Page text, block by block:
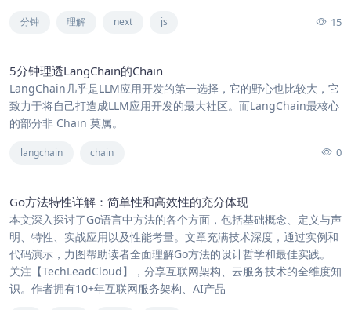
分钟 理解 next js 15
5分钟理透LangChain的Chain
LangChain几乎是LLM应用开发的第一选择，它的野心也比较大，它
致力于将自己打造成LLM应用开发的最大社区。而LangChain最核心
的部分非 Chain 莫属。
langchain chain 0
Go方法特性详解：简单性和高效性的充分体现
本文深入探讨了Go语言中方法的各个方面，包括基础概念、定义与声
明、特性、实战应用以及性能考量。文章充满技术深度，通过实例和
代码演示，力图帮助读者全面理解Go方法的设计哲学和最佳实践。
关注【TechLeadCloud】，分享互联网架构、云服务技术的全维度知
识。作者拥有10+年互联网服务架构、AI产品